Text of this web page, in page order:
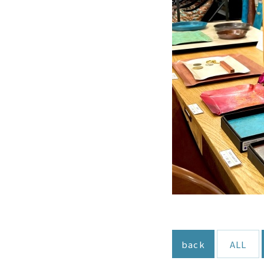
back ALL